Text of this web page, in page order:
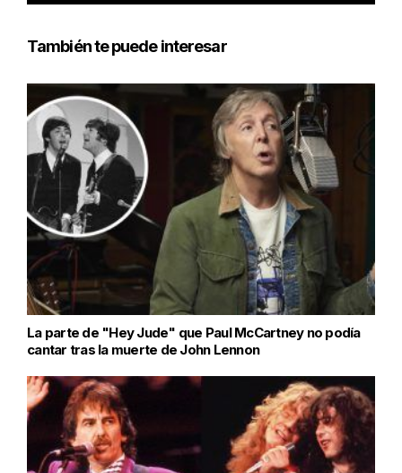
También te puede interesar
La parte de "Hey Jude" que Paul McCartney no podía
cantar tras la muerte de John Lennon